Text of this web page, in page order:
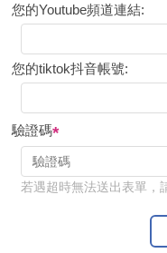
您的Youtube頻道連結:
您的tiktok抖音帳號:
驗證碼
若遇超時無法送出表單，